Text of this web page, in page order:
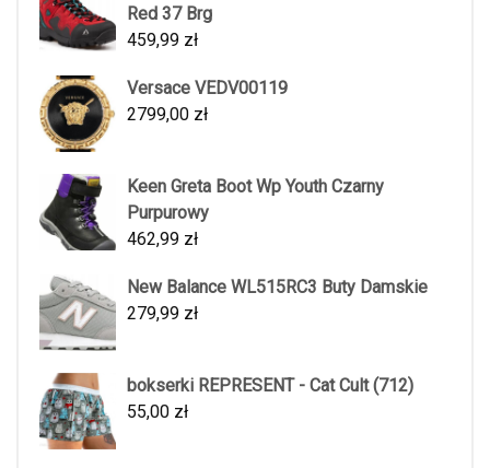
Red 37 Brg
459,99 zł
Versace VEDV00119
2799,00 zł
Keen Greta Boot Wp Youth Czarny
Purpurowy
462,99 zł
New Balance WL515RC3 Buty Damskie
279,99 zł
bokserki REPRESENT - Cat Cult (712)
55,00 zł